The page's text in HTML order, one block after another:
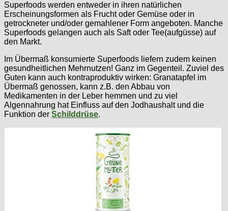
Superfoods werden entweder in ihren natürlichen
Erscheinungsformen als Frucht oder Gemüse oder in
getrockneter und/oder gemahlener Form angeboten. Manche
Superfoods gelangen auch als Saft oder Tee(aufgüsse) auf
den Markt.
Im Übermaß konsumierte Superfoods liefern zudem keinen
gesundheitlichen Mehrnutzen! Ganz im Gegenteil. Zuviel des
Guten kann auch kontraproduktiv wirken: Granatapfel im
Übermaß genossen, kann z.B. den Abbau von
Medikamenten in der Leber hemmen und zu viel
Algennahrung hat Einfluss auf den Jodhaushalt und die
Funktion der Schilddrüse.